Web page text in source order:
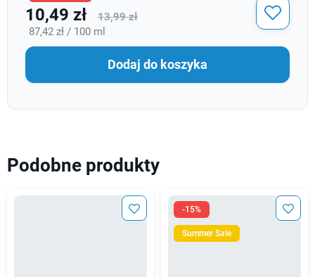
10,49 zł
13,99 zł
87,42 zł / 100 ml
Dodaj do koszyka
Podobne produkty
-15%
Summer Sale